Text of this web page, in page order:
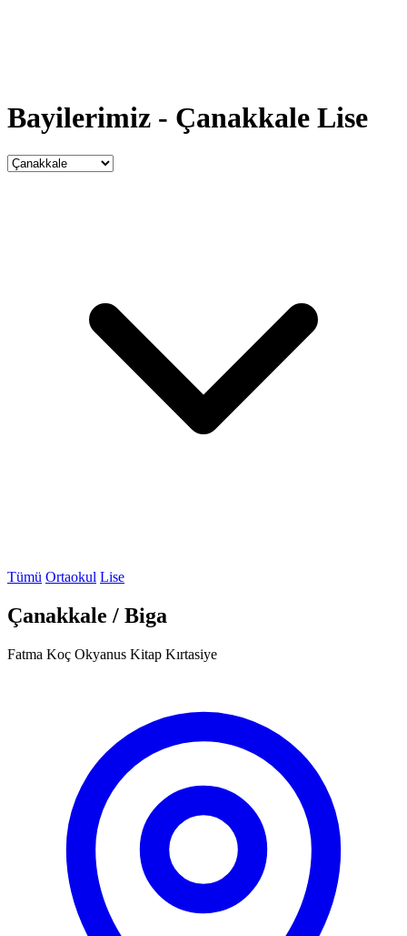
Bayilerimiz - Çanakkale Lise
Tümü Ortaokul Lise
Çanakkale / Biga
Fatma Koç Okyanus Kitap Kırtasiye